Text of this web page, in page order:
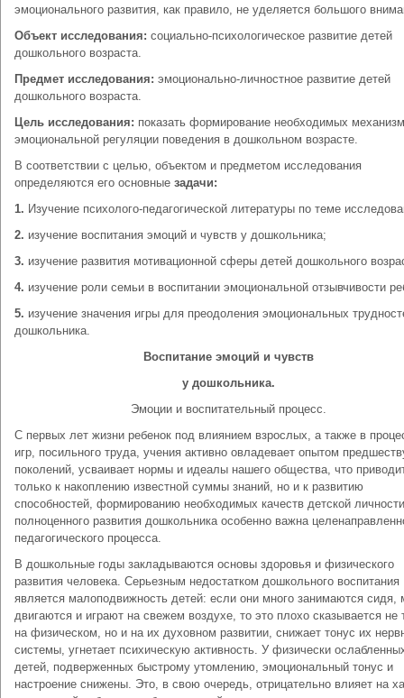
эмоционального развития, как правило, не уделяется большого
Объект исследования: социально-психологическое развитие детей
дошкольного возраста.
Предмет исследования: эмоционально-личностное развитие детей
дошкольного возраста.
Цель исследования: показать формирование необходимых
эмоциональной регуляции поведения в дошкольном возрасте.
В соответствии с целью, объектом и предметом исследования
определяются его основные задачи:
1. Изучение психолого-педагогической литературы по теме
2. изучение воспитания эмоций и чувств у дошкольника;
3. изучение развития мотивационной сферы детей дошкольного
4. изучение роли семьи в воспитании эмоциональной отзывчивости
5. изучение значения игры для преодоления эмоциональных
дошкольника.
Воспитание эмоций и чувств
у дошкольника.
Эмоции и воспитательный процесс.
С первых лет жизни ребенок под влиянием взрослых, а также в
игр, посильного труда, учения активно овладевает опытом
поколений, усваивает нормы и идеалы нашего общества, что
только к накоплению известной суммы знаний, но и к развитию
способностей, формированию необходимых качеств детской
полноценного развития дошкольника особенно важна
педагогического процесса.
В дошкольные годы закладываются основы здоровья и физического
развития человека. Серьезным недостатком дошкольного воспитания
является малоподвижность детей: если они много занимаются сидя,
двигаются и играют на свежем воздухе, то это плохо сказывается не
на физическом, но и на их духовном развитии, снижает тонус их
системы, угнетает психическую активность. У физически
детей, подверженных быстрому утомлению, эмоциональный тонус и
настроение снижены. Это, в свою очередь, отрицательно влияет на